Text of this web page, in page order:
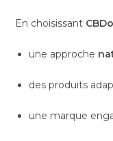
En choisissant
une approche
des produits
une marque